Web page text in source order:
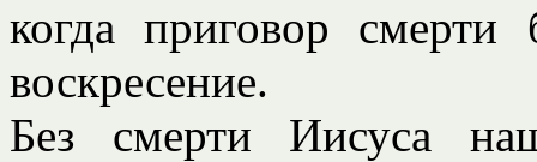
когда приговор
воскресение.
Без смерти Иисуса